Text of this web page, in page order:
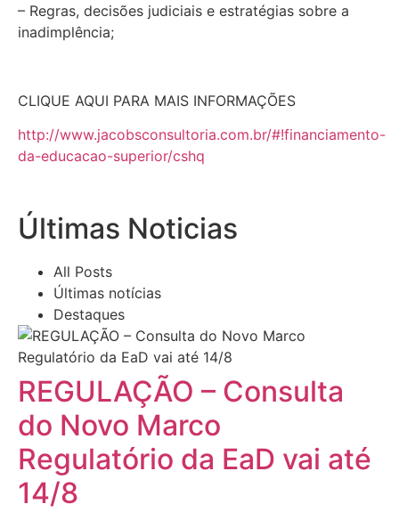
– Regras, decisões judiciais e estratégias sobre a
inadimplência;
CLIQUE AQUI PARA MAIS INFORMAÇÕES
http://www.jacobsconsultoria.com.br/#!financiamento-
da-educacao-superior/cshq
Últimas Noticias
All Posts
Últimas notícias
Destaques
REGULAÇÃO – Consulta
do Novo Marco
Regulatório da EaD vai até
14/8